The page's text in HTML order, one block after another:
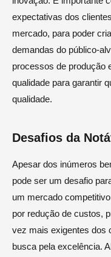
expectativas dos
mercado, para poder
demandas do público-
processos de produção
qualidade para garantir
qualidade.
Desafios da
Apesar dos inúmeros
pode ser um desafio
um mercado
por redução de custos,
vez mais exigentes dos
busca pela excelência.